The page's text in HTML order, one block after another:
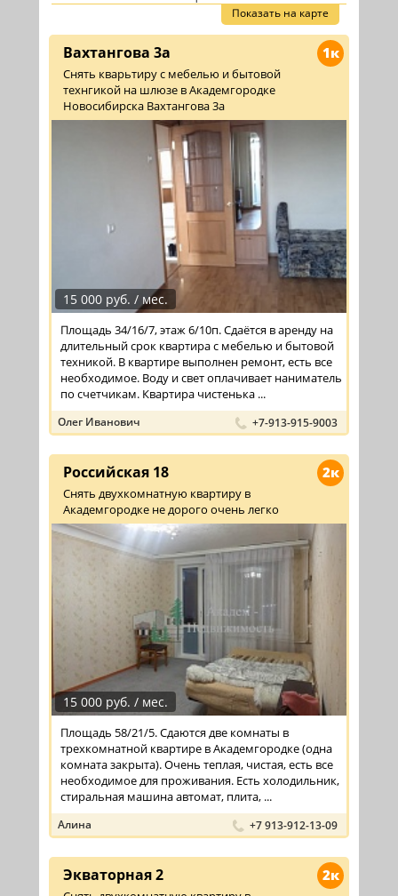
Показать на карте
1к
Вахтангова 3а
Снять кварьтиру с мебелью и бытовой
технгикой на шлюзе в Академгородке
Новосибирска Вахтангова 3а
15 000 руб. / мес.
Площадь 34/16/7, этаж 6/10п. Сдаётся в аренду на
длительный срок квартира с мебелью и бытовой
техникой. В квартире выполнен ремонт, есть все
необходимое. Воду и свет оплачивает наниматель
по счетчикам. Квартира чистенька ...
Олег Иванович +7-913-915-9003
2к
Российская 18
Снять двухкомнатную квартиру в
Академгородке не дорого очень легко
15 000 руб. / мес.
Площадь 58/21/5. Сдаются две комнаты в
трехкомнатной квартире в Академгородке (одна
комната закрыта). Очень теплая, чистая, есть все
необходимое для проживания. Есть холодильник,
стиральная машина автомат, плита, ...
Алина +7 913-912-13-09
2к
Экваторная 2